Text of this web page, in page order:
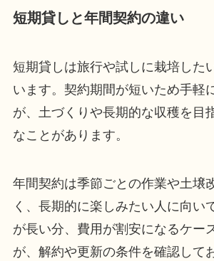
短期貸しと年間契約の違い
短期貸しは旅行や試しに栽培した
います。契約期間が短いため手軽
が、土づくりや長期的な収穫を目
なことがあります。
年間契約は季節ごとの作業や土壌
く、長期的に楽しみたい人に向い
が長い分、費用が割安になるケー
が、解約や更新の条件を確認して